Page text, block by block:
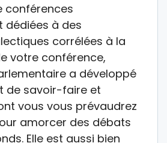
conférences
dédiées à des
corrélées à la
votre conférence,
a développé
de savoir-faire et
vous vous prévaudrez
amorcer des débats
Elle est aussi bien